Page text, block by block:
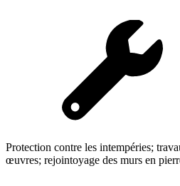
Protection contre les intempéries;
œuvres; rejointoyage des murs en